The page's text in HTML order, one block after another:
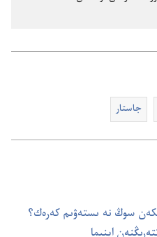
جاستار
سوڭ نە ىستە‌ۋىم كە‌رە‌ك؟‏